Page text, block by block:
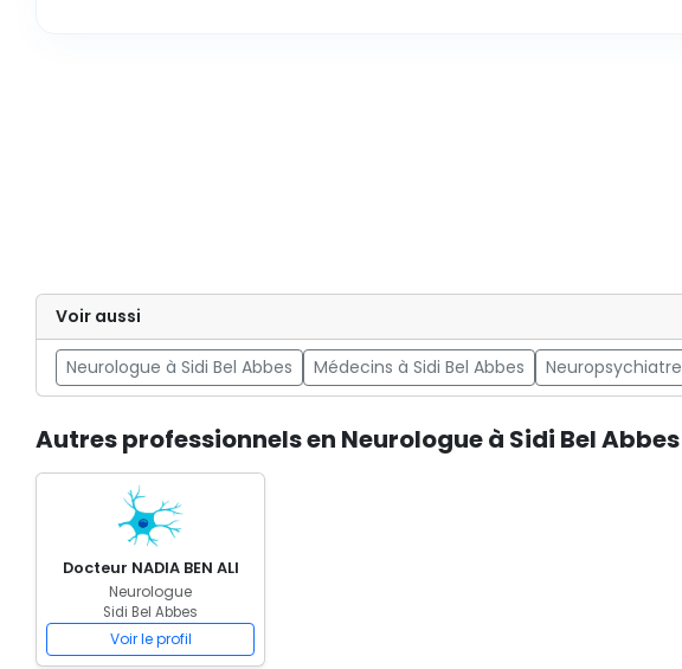
Voir aussi
Neurologue à Sidi Bel Abbes Médecins à Sidi Bel Abbes Neuropsychiatre
Autres professionnels en Neurologue à Sidi Bel Abbes
Docteur NADIA BEN ALI
Neurologue
Sidi Bel Abbes
Voir le profil